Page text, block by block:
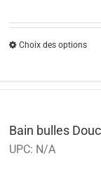
Choix des options
Bain bulles
UPC: N/A